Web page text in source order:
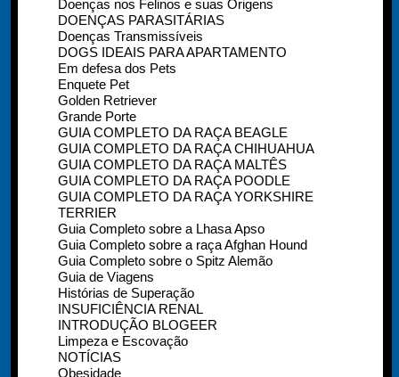
Doenças nos Felinos e suas Origens
DOENÇAS PARASITÁRIAS
Doenças Transmissíveis
DOGS IDEAIS PARA APARTAMENTO
Em defesa dos Pets
Enquete Pet
Golden Retriever
Grande Porte
GUIA COMPLETO DA RAÇA BEAGLE
GUIA COMPLETO DA RAÇA CHIHUAHUA
GUIA COMPLETO DA RAÇA MALTÊS
GUIA COMPLETO DA RAÇA POODLE
GUIA COMPLETO DA RAÇA YORKSHIRE
TERRIER
Guia Completo sobre a Lhasa Apso
Guia Completo sobre a raça Afghan Hound
Guia Completo sobre o Spitz Alemão
Guia de Viagens
Histórias de Superação
INSUFICIÊNCIA RENAL
INTRODUÇÃO BLOGEER
Limpeza e Escovação
NOTÍCIAS
Obesidade